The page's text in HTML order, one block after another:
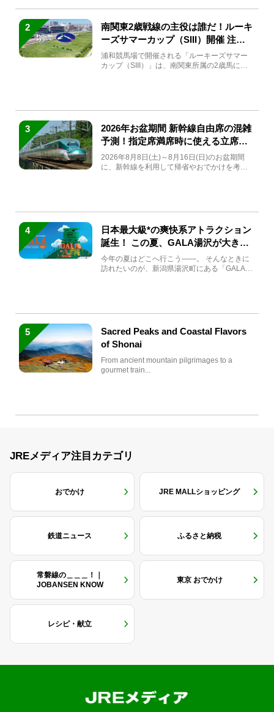
2
南関東2歳戦線の主役は誰だ！ルーキ
ーズサマーカップ（SIII）開催 注目
馬と見どころをチェック
浦和競馬場で開催される「ルーキーズサマー
カップ（SIII）」は、南関東所属の2歳馬によ
3
2026年お盆期間 新幹線自由席の混雑
予測！指定席満席時に使える立席特
急券も解説
2026年8月8日(土)～8月16日(日)のお盆期間
に、新幹線を利用して帰省やおでかけを考え
4
日本最大級*の爽快系アトラクション
誕生！ この夏、GALA湯沢が大きく
生まれ変わる
今年の夏はどこへ行こう――。 そんなときに
訪れたいのが、新潟県湯沢町にある「GALA湯
5
Sacred Peaks and Coastal Flavors
of Shonai
From ancient mountain pilgrimages to a
gourmet train...
JREメディア注目カテゴリ
おでかけ JRE MALLショッピング
鉄道ニュース ふるさと納税
常磐線の＿＿＿！｜
JOBANSEN KNOW
東京 おでかけ
レシピ・献立